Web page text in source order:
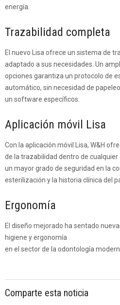
energía.
Trazabilidad completa
El nuevo Lisa ofrece un sistema de
adaptado a sus necesidades. Un
opciones garantiza un protocolo de
automático, sin necesidad de
un software específicos.
Aplicación móvil Lisa
Con la aplicación móvil Lisa, W&H
de la trazabilidad dentro de
un mayor grado de seguridad en la
esterilización y la historia clínica del
Ergonomía
El diseño mejorado ha sentado
higiene y ergonomía
en el sector de la odontología
Comparte esta noticia